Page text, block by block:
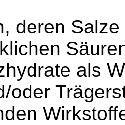
deren
als
oder